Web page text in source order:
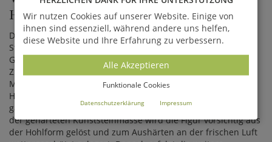
HERGESTELLT?
Die Figuren werden aus hochwertigem Stein im
Steingussverfahren gefertigt. Beim traditionellen
Gussverfahren werden natürlicher Stein in Form von Sand,
Zuschlagstoffe, Portlandzement und Wasser vermischt. Die
Mischung wird mittels aufwendiger Techniken in eine
Hohlform gegossen, um Luftlöcher zu verhindern. Dies
garantiert eine hohe Frostfestigkeit. Nach dem Austrocknen
der gehärteten Kunststeinmasse wird die Figur vorsichtig aus
der Hohlform gelöst und zum Aushärten an der frischen Luft
Wir nutzen Cookies auf unserer Website. Einige von
ihnen sind essenziell, während andere uns helfen,
diese Website und Ihre Erfahrung zu verbessern.
Alle Akzeptieren
Funktionale Cookies
Datenschutzerklärung Impressum